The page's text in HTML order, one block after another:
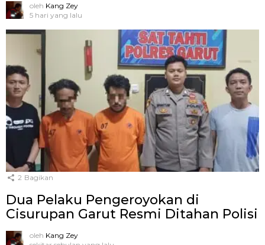
oleh Kang Zey
5 hari yang lalu
2 Bagikan
Dua Pelaku Pengeroyokan di
Cisurupan Garut Resmi Ditahan Polisi
oleh Kang Zey